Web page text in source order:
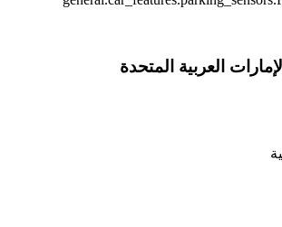
العربية المتحدة